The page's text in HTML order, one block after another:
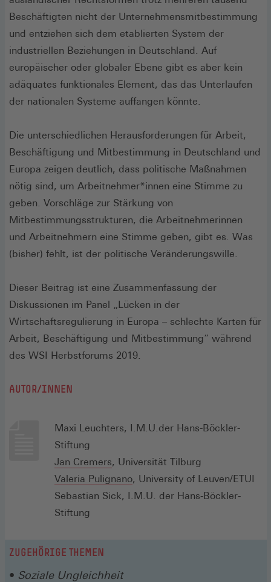
Beschäftigten nicht der Unternehmensmitbestimmung
und entziehen sich dem etablierten System der
industriellen Beziehungen in Deutschland. Auf
europäischer oder globaler Ebene gibt es aber kein
adäquates funktionales Element, das das Unterlaufen
der nationalen Systeme auffangen könnte.
Die unterschiedlichen Herausforderungen für Arbeit,
Beschäftigung und Mitbestimmung in Deutschland und
Europa zeigen deutlich, dass politische Maßnahmen
nötig sind, um Arbeitnehmer*innen eine Stimme zu
geben. Vorschläge zur Stärkung von
Mitbestimmungsstrukturen, die Arbeitnehmerinnen
und Arbeitnehmern eine Stimme geben, gibt es. Was
(bisher) fehlt, ist der politische Veränderungswille.
Dieser Beitrag ist eine Zusammenfassung der
Diskussionen im Panel „Lücken in der
Wirtschaftsregulierung in Europa – schlechte Karten für
Arbeit, Beschäftigung und Mitbestimmung“ während
des WSI Herbstforums 2019.
AUTOR/INNEN
Maxi Leuchters, I.M.U.der Hans-Böckler-
Stiftung
Jan Cremers, Universität Tilburg
Valeria Pulignano, University of Leuven/ETUI
Sebastian Sick, I.M.U. der Hans-Böckler-
Stiftung
ZUGEHÖRIGE THEMEN
Soziale Ungleichheit